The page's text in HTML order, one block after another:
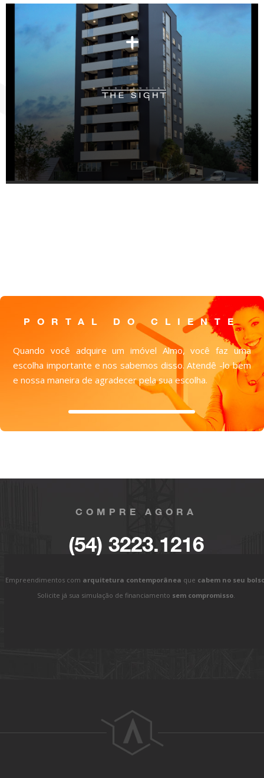
PORTAL DO CLIENTE
Quando você adquire um imóvel Almo, você faz uma
escolha importante e nos sabemos disso. Atendê -lo bem
e nossa maneira de agradecer pela sua escolha.
COMPRE AGORA
(54) 3223.1216
Empreendimentos com arquitetura contemporânea que cabem no seu
Solicite já sua simulação de financiamento sem compromisso.